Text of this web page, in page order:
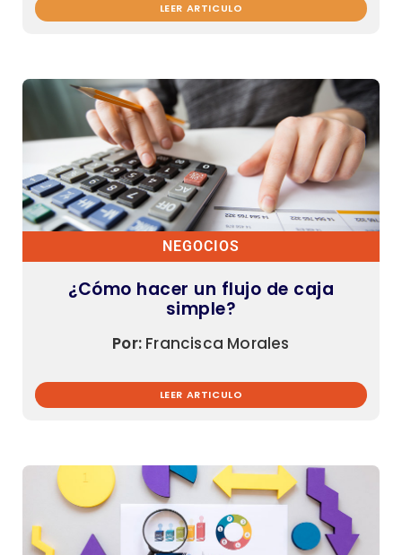
LEER ARTICULO
NEGOCIOS
¿Cómo hacer un flujo de caja
simple?
Por: Francisca Morales
LEER ARTICULO